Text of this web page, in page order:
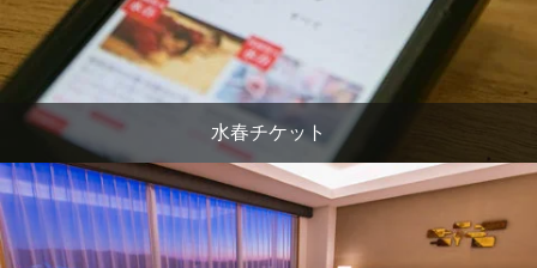
水春チケット